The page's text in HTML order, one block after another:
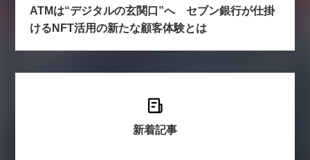
ATMは“デジタルの玄関口”へ セブン銀行が仕掛
けるNFT活用の新たな顧客体験とは
新着記事